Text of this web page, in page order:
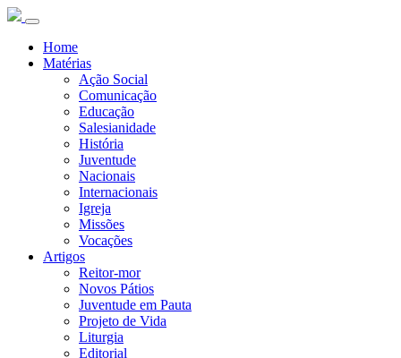
Home
Matérias
Ação Social
Comunicação
Educação
Salesianidade
História
Juventude
Nacionais
Internacionais
Igreja
Missões
Vocações
Artigos
Reitor-mor
Novos Pátios
Juventude em Pauta
Projeto de Vida
Liturgia
Editorial